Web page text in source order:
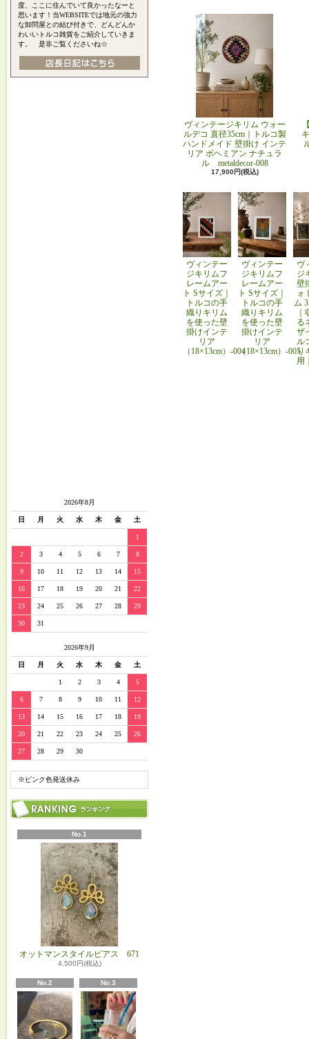
度、ここに住んでいて良かったなーと
思います！当WEBSITEでは地元の強力
な卸問屋との結び付きで、どんどんか
わいいトルコ雑貨をご紹介していきま
す。 是非ご覧くださいね☆
2026年8月
日 月 火 水 木 金 土
1
2 3 4 5 6 7 8
9 10 11 12 13 14 15
16 17 18 19 20 21 22
23 24 25 26 27 28 29
30 31
2026年9月
日 月 火 水 木 金 土
1 2 3 4 5
6 7 8 9 10 11 12
13 14 15 16 17 18 19
20 21 22 23 24 25 26
27 28 29 30
※ピンク色発送休み
No.1
オットマンスタイルピアス 671
4,500円(税込)
No.2 No.3
ヴィンテージキリム ウォー
ルデコ 直径35cm｜トルコ製
ハンドメイド 壁掛け インテ
リア ボヘミアン ナチュラ
ル metaldecor-008
17,900円(税込)
ヴィンテー
ジキリムフ
レームアー
ト Sサイズ｜
トルコの手
織りキリム
を使った壁
掛けインテ
リア
（18×13cm）-004
ヴィンテー
ジキリムフ
レームアー
ト Sサイズ｜
トルコの手
織りキリム
を使った壁
掛けインテ
リア
（18×13cm）-005
ヴ
ジ
壁
ォ
ム
る
ザ
ル
り
用